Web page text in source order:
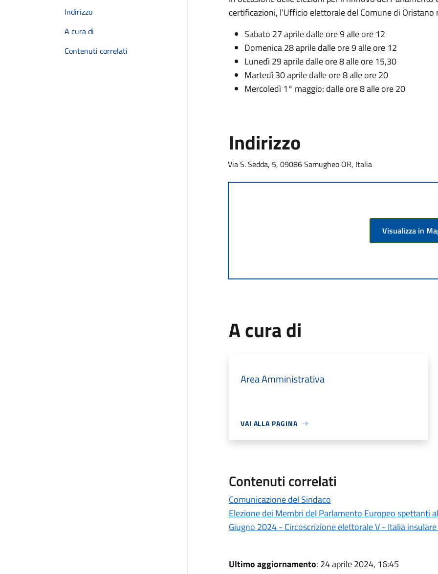
Indirizzo
A cura di
Contenuti correlati
certificazioni, l’Ufficio elettorale del Comune di
Sabato 27 aprile dalle ore 9 alle ore 12
Domenica 28 aprile dalle ore 9 alle ore 12
Lunedì 29 aprile dalle ore 8 alle ore 15,30
Martedì 30 aprile dalle ore 8 alle ore 20
Mercoledì 1° maggio: dalle ore 8 alle ore 20
Indirizzo
Via S. Sedda, 5, 09086 Samugheo OR, Italia
Visualizza in
A cura di
Area Amministrativa
VAI ALLA PAGINA
Contenuti correlati
Comunicazione del Sindaco
Elezione dei Membri del Parlamento Europeo spettanti
Giugno 2024 - Circoscrizione elettorale V - Italia
Ultimo aggiornamento: 24 aprile 2024, 16:45